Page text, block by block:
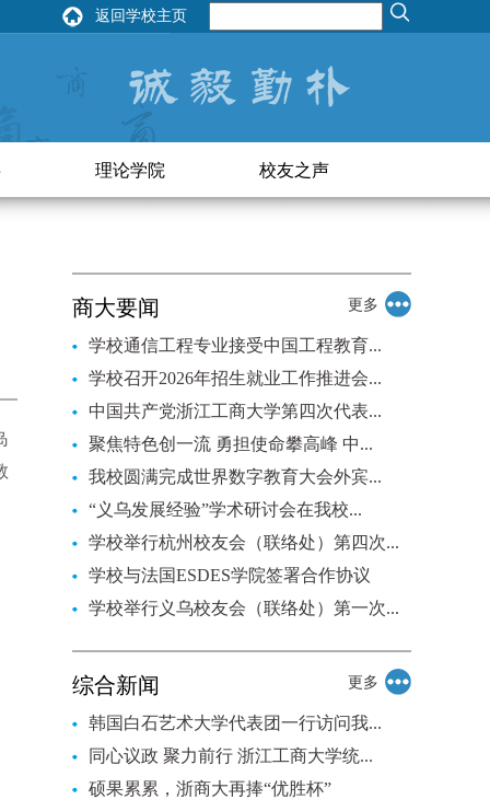
返回学校主页
理论学院 校友之声
商大要闻 更多
学校通信工程专业接受中国工程教育...
学校召开2026年招生就业工作推进会...
中国共产党浙江工商大学第四次代表...
聚焦特色创一流 勇担使命攀高峰 中...
我校圆满完成世界数字教育大会外宾...
“义乌发展经验”学术研讨会在我校...
学校举行杭州校友会（联络处）第四次...
学校与法国ESDES学院签署合作协议
学校举行义乌校友会（联络处）第一次...
综合新闻 更多
韩国白石艺术大学代表团一行访问我...
同心议政 聚力前行 浙江工商大学统...
硕果累累，浙商大再捧“优胜杯”